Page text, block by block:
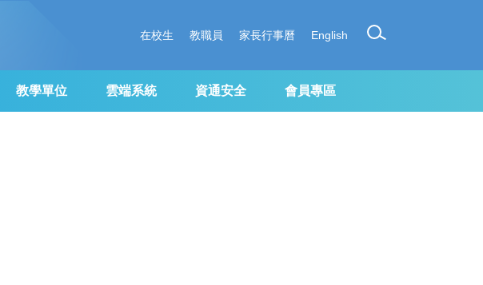
教學單位 雲端系統 資通安全 會員專區
在校生 教職員 家長行事曆 English